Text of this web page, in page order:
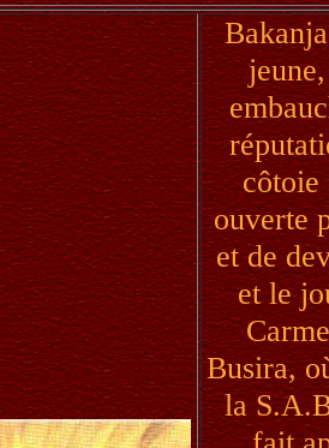
côtoie
ouverte
et de
et le
Busira,
la